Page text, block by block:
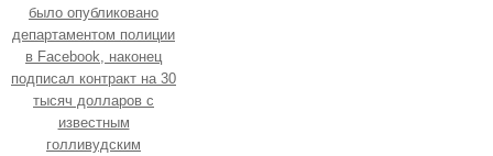
было опубликовано
департаментом полиции
в Facebook, наконец
подписал контракт на 30
тысяч долларов с
известным
голливудским